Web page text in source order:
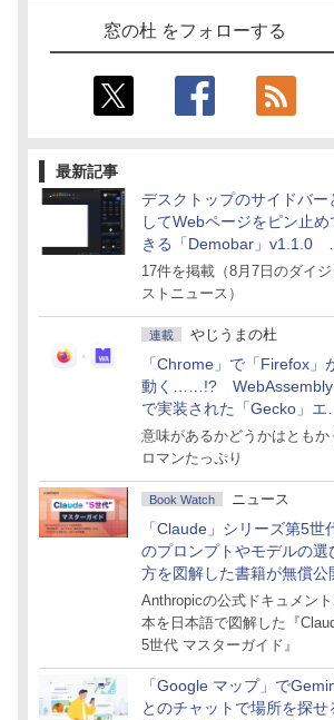
窓の杜 をフォローする
最新記事
デスクトップのサイドバー
してWebページをピン止め
きる「Demobar」v1.1.0 ほ
か
17件を掲載（8月7日のダイジ
ストニュース）
連載 やじうまの杜
「Chrome」で「Firefox」
動く……!? WebAssembly
で実装された「Gecko」エン
ジン
意味があるかどうかはともか
ロマンたっぷり
Book Watch ニュース
「Claude」シリーズ第5世
のプロンプトやモデルの選
方を図解した書籍が無償公
Anthropicの公式ドキュメン
本を日本語で図解した『
5世代 マスターガイド』
「Google マップ」で
とのチャットで場所を探せ